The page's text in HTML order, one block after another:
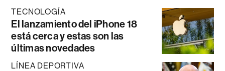
TECNOLOGÍA
El lanzamiento del iPhone 18
está cerca y estas son las
últimas novedades
LÍNEA DEPORTIVA